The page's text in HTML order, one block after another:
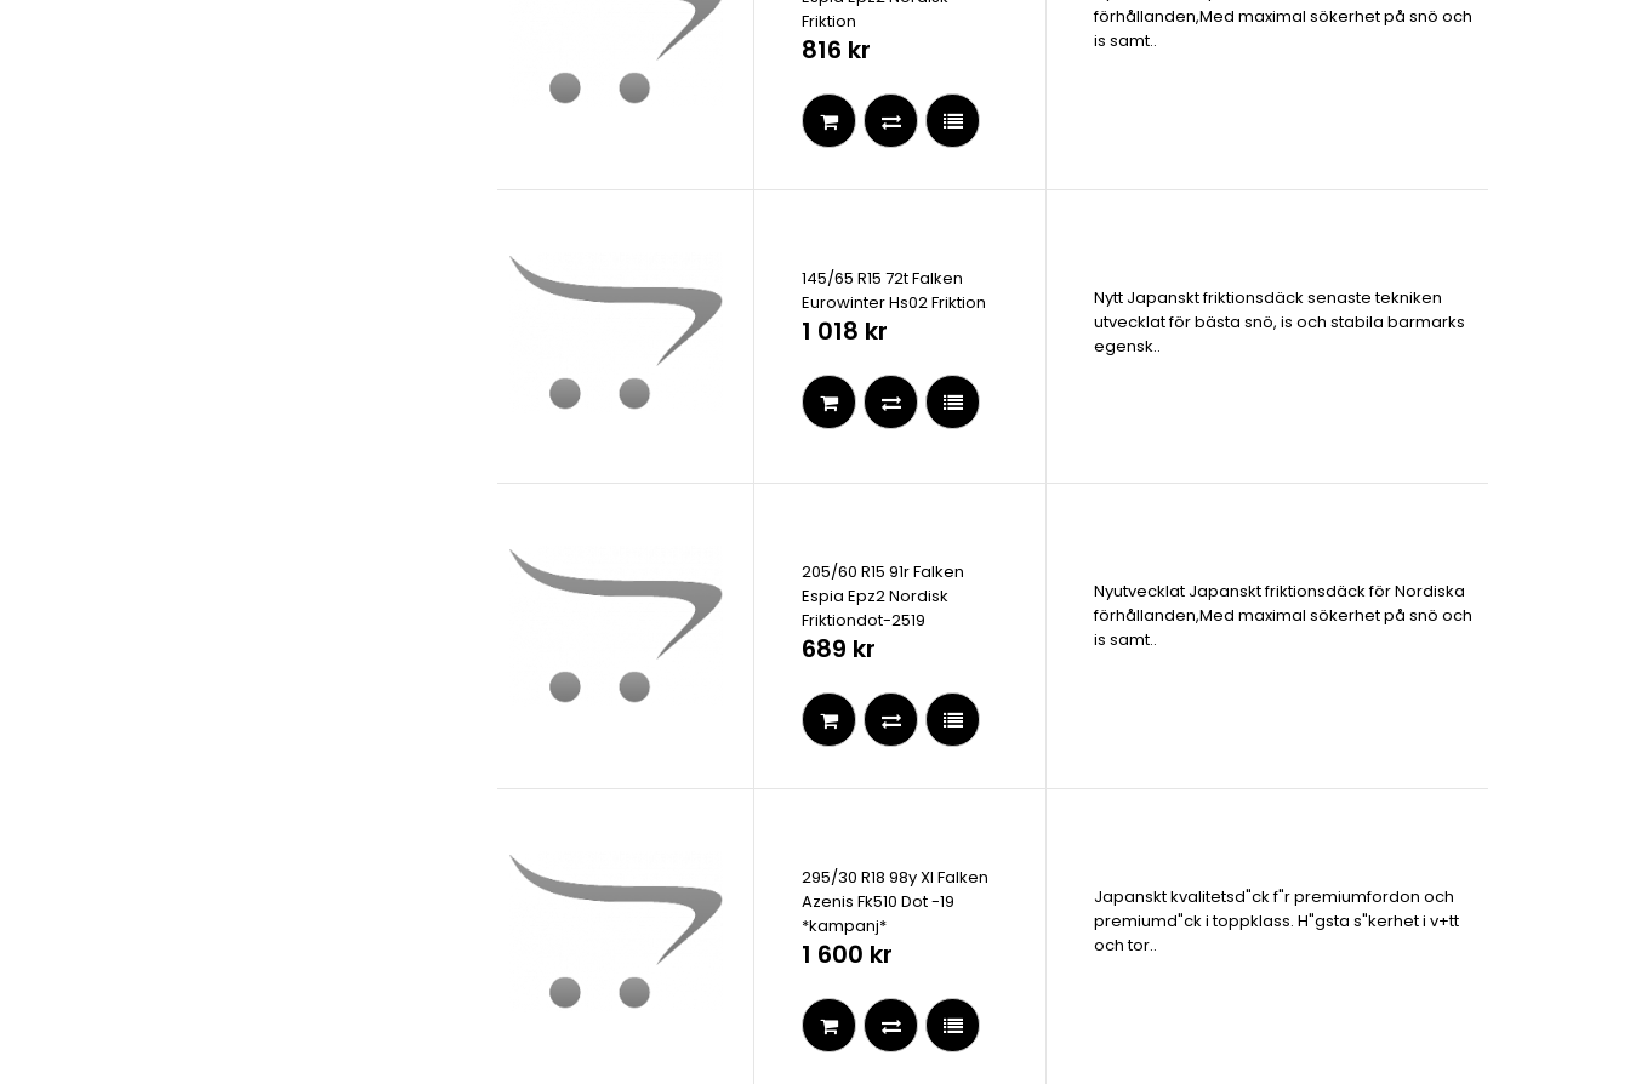
Friktion
816 kr
förhållanden,Med maximal sökerhet på snö och
is samt..
145/65 R15 72t Falken
Eurowinter Hs02 Friktion
1 018 kr
Nytt Japanskt friktionsdäck senaste tekniken
utvecklat för bästa snö, is och stabila barmarks
egensk..
205/60 R15 91r Falken
Espia Epz2 Nordisk
Friktiondot-2519
689 kr
Nyutvecklat Japanskt friktionsdäck för Nordiska
förhållanden,Med maximal sökerhet på snö och
is samt..
295/30 R18 98y Xl Falken
Azenis Fk510 Dot -19
*kampanj*
1 600 kr
Japanskt kvalitetsd"ck f"r premiumfordon och
premiumd"ck i toppklass. H"gsta s"kerhet i v+tt
och tor..